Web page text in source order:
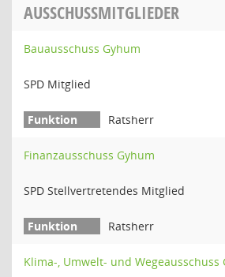
AUSSCHUSSMITGLIEDER
Bauausschuss Gyhum
SPD Mitglied
Ratsherr
Finanzausschuss Gyhum
SPD Stellvertretendes Mitglied
Ratsherr
Klima-, Umwelt- und Wegeausschuss